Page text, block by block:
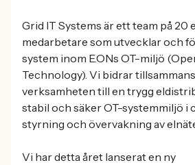
Grid IT Systems är ett team på 20
medarbetare som utvecklar och
system inom E.ONs OT-miljö
Technology). Vi bidrar
verksamheten till en trygg
stabil och säker OT-systemmiljö i
styrning och övervakning av
Vi har detta året lanserat en ny